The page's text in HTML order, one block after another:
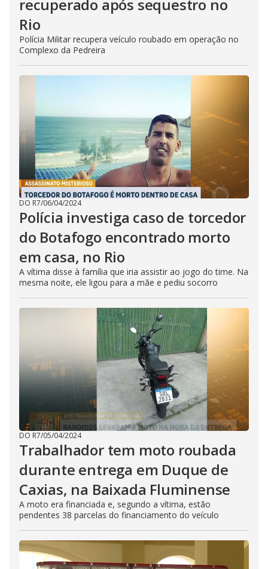
recuperado após sequestro no
Rio
Polícia Militar recupera veículo roubado em operação no
Complexo da Pedreira
DO R7/06/04/2024
Polícia investiga caso de torcedor
do Botafogo encontrado morto
em casa, no Rio
A vítima disse à família que iria assistir ao jogo do time. Na
mesma noite, ele ligou para a mãe e pediu socorro
DO R7/05/04/2024
Trabalhador tem moto roubada
durante entrega em Duque de
Caxias, na Baixada Fluminense
A moto era financiada e, segundo a vítima, estão
pendentes 38 parcelas do financiamento do veículo